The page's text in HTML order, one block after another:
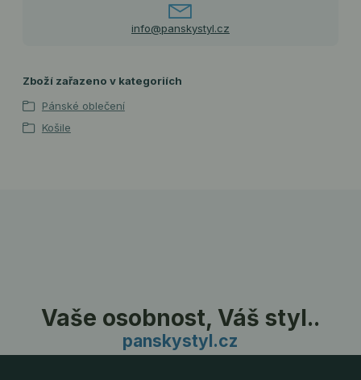
info@panskystyl.cz
Zboží zařazeno v kategoriích
Pánské oblečení
Košile
Vaše osobnost, Váš styl..
panskystyl.cz